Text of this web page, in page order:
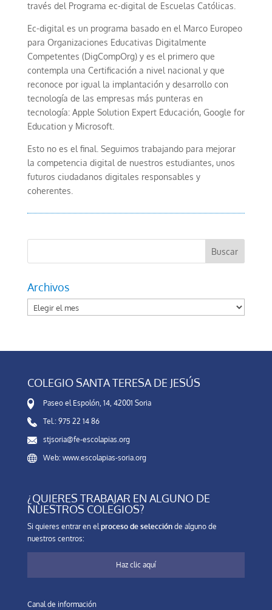
través del Programa ec-digital de Escuelas Católicas.
Ec-digital es un programa basado en el Marco Europeo
para Organizaciones Educativas Digitalmente
Competentes (DigCompOrg) y es el primero que
contempla una Certificación a nivel nacional y que
reconoce por igual la implantación y desarrollo con
tecnología de las empresas más punteras en
tecnología: Apple Solution Expert Educación, Google for
Education y Microsoft.
Esto no es el final. Seguimos trabajando para mejorar
la competencia digital de nuestros estudiantes, unos
futuros ciudadanos digitales responsables y
coherentes.
Archivos
Archivos
COLEGIO SANTA TERESA DE JESÚS
Paseo el Espolón, 14, 42001 Soria
Tel.: 975 22 14 86
stjsoria@fe-escolapias.org
Web: www.escolapias-soria.org
¿QUIERES TRABAJAR EN ALGUNO DE
NUESTROS COLEGIOS?
Si quieres entrar en el proceso de selecciónde alguno de
nuestros centros:
Haz clic aquí
Canal de información